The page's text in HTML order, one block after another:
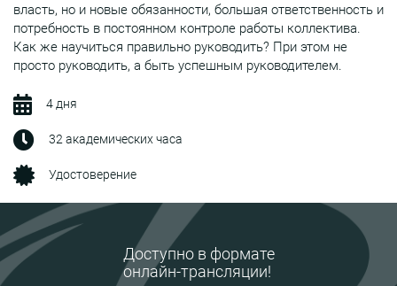
Доступно в формате
онлайн-трансляции!
власть, но и новые обязанности, большая ответственность и
потребность в постоянном контроле работы коллектива.
Как же научиться правильно руководить? При этом не
просто руководить, а быть успешным руководителем.
4 дня
32 академических часа
Удостоверение